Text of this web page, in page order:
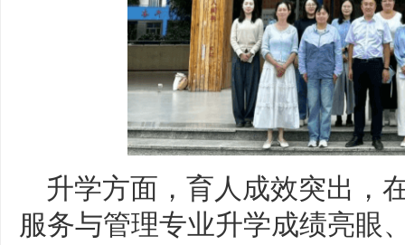
升学方面，育人成效突出，
服务与管理专业升学成绩亮眼